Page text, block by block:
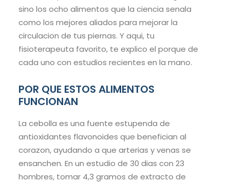
sino los ocho alimentos que la ciencia senala
como los mejores aliados para mejorar la
circulacion de tus piernas. Y aqui, tu
fisioterapeuta favorito, te explico el porque de
cada uno con estudios recientes en la mano.
POR QUE ESTOS ALIMENTOS
FUNCIONAN
La cebolla es una fuente estupenda de
antioxidantes flavonoides que benefician al
corazon, ayudando a que arterias y venas se
ensanchen. En un estudio de 30 dias con 23
hombres, tomar 4,3 gramos de extracto de